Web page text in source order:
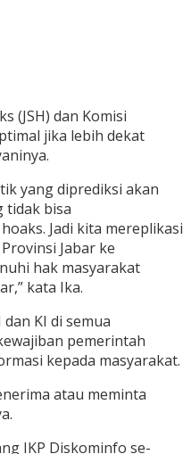
(JSH) dan Komisi
jika lebih dekat
yang diprediksi akan
tidak bisa
Jadi kita mereplikasi
Jabar ke
hak masyarakat
kata Ika.
KI di semua
pemerintah
kepada masyarakat.
atau meminta
IKP Diskominfo se-